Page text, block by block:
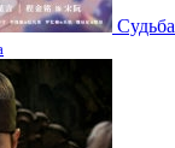
Судьба